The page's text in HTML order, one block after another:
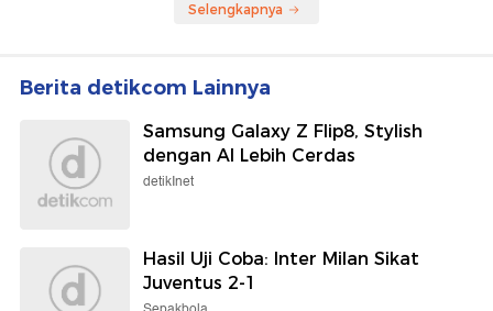
Selengkapnya
Berita detikcom Lainnya
Samsung Galaxy Z Flip8, Stylish
dengan AI Lebih Cerdas
detikInet
Hasil Uji Coba: Inter Milan Sikat
Juventus 2-1